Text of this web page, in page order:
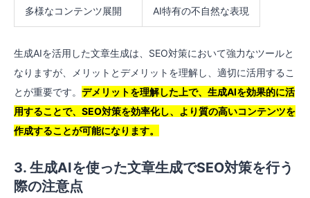
多様なコンテンツ展開 AI特有の不自然な表現
生成AIを活用した文章生成は、SEO対策において強力なツールと
なりますが、メリットとデメリットを理解し、適切に活用するこ
とが重要です。 デメリットを理解した上で、生成AIを効果的に活
用することで、SEO対策を効率化し、より質の高いコンテンツを
作成することが可能になります。
3. 生成AIを使った文章生成でSEO対策を行う
際の注意点